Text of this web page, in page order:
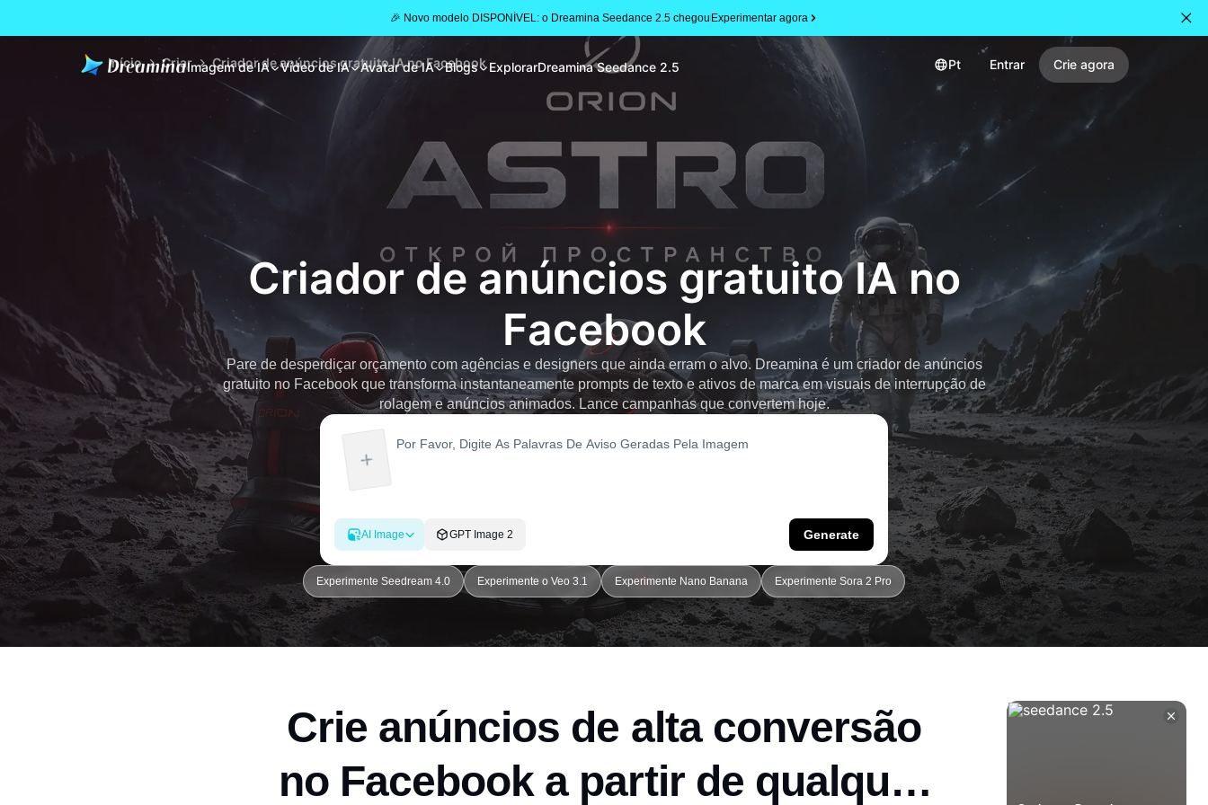
🎉 Novo modelo DISPONÍVEL: o Dreamina Seedance 2.5 chegouExperimentar agora
Imagem de IA Vídeo de IA Avatar de IA Blogs ExplorarDreamina Seedance 2.5 Pt Entrar Crie agora
Início Criar Criador de anúncios gratuito IA no Facebook
Criador de anúncios gratuito IA no
Facebook
Pare de desperdiçar orçamento com agências e designers que ainda erram o alvo. Dreamina é um criador de anúncios
gratuito no Facebook que transforma instantaneamente prompts de texto e ativos de marca em visuais de interrupção de
rolagem e anúncios animados. Lance campanhas que convertem hoje.
AI Image GPT Image 2 Generate
Experimente Seedream 4.0 Experimente o Veo 3.1 Experimente Nano Banana Experimente Sora 2 Pro
Crie anúncios de alta conversão
no Facebook a partir de qualquer